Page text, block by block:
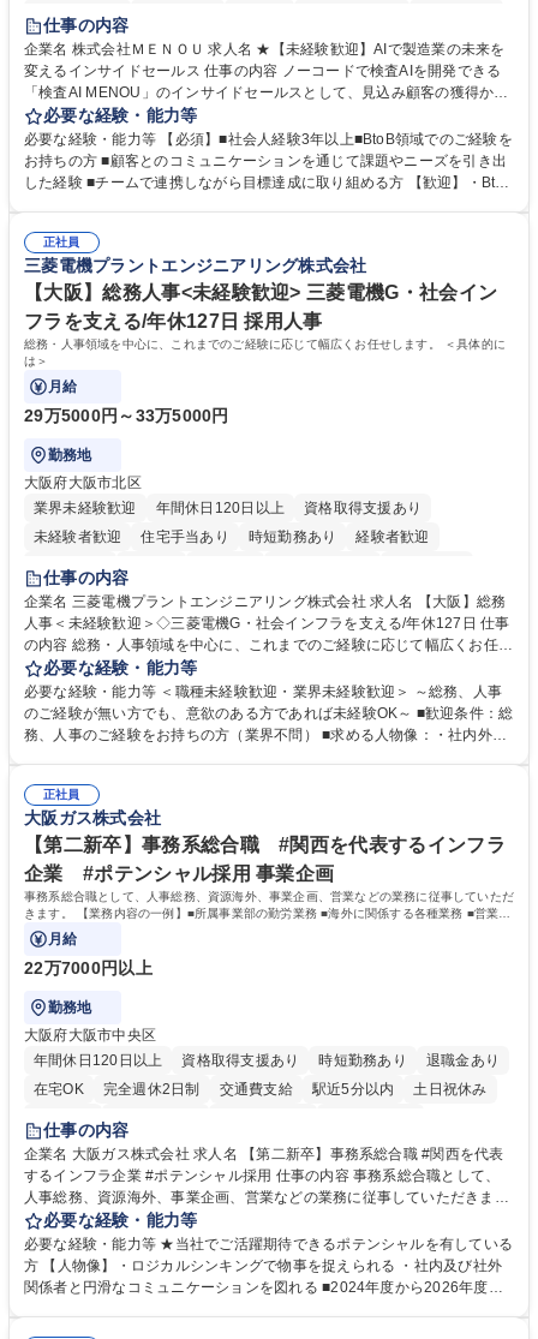
時短勤務あり
駅近5分以内
土日祝休み 服装自由
仕事の内容
企業名 株式会社ＭＥＮＯＵ 求人名 ★【未経験歓迎】AIで製造業の未来を
変えるインサイドセールス 仕事の内容 ノーコードで検査AIを開発できる
「検査AI MENOU」のインサイドセールスとして、見込み顧客の獲得から
商談機会の創出までを担っていただきます。マーケティングとフィールド
セールスをつなぐ役割として、 適切なタイミングで顧客とコミュニケーシ
ョンを取りながら、受注につながる商談機会の最大化を目指します。 【具
体的な仕事内容】 リードへの電話・メールによるアプローチ/リードナー
実行/フィールドセールスへの案件連携 募集職種 ★【未経験歓迎】AIで製
造業の未来を変えるインサイドセールス
必要な経験・能力等
必要な経験・能力等 【必須】■社会人経験3年以上■BtoB領域でのご経験を
お持ちの方 ■顧客とのコミュニケーションを通じて課題やニーズを引き出
した経験 ■チームで連携しながら目標達成に取り組める方 【歓迎】・BtoB
企画・実行経験 ・CRM・リードナーチャリングに関する知見 ・データを
もとに営業プロセスを改善した経験 学歴・資格 学歴：大学院 大学 高専 短
大 専修学校 高校 語学力： 資格：
正社員
三菱電機プラントエンジニアリング株式会社
【大阪】総務人事<未経験歓迎> 三菱電機G・社会イン
フラを支える/年休127日 採用人事
総務・人事領域を中心に、これまでのご経験に応じて幅広くお任せします。 ＜具体的に
は＞
月給
29万5000円～33万5000円
勤務地
大阪府大阪市北区
業界未経験歓迎
年間休日120日以上
資格取得支援あり
未経験者歓迎
住宅手当あり 時短勤務あり
経験者歓迎
退職金あり
駅近5分以内
土日祝休み 服装自由 寮・社宅あり 食事補助あり
仕事の内容
企業名 三菱電機プラントエンジニアリング株式会社 求人名 【大阪】総務
人事＜未経験歓迎＞◇三菱電機G・社会インフラを支える/年休127日 仕事
の内容 総務・人事領域を中心に、これまでのご経験に応じて幅広くお任せ
します。 ＜具体的には＞ ・総務/人事労務（給与・社保・勤怠管理など）
・採用・教育研修 ・福利厚生運用 など ※基本的には事務所勤務ですが、
採用や教育等の業務内容により、関西圏以外への日帰り・宿泊を伴う国内
出張もございます。 ※担当業務を持ちつつ、お互いに助け合いながら、総
必要な経験・能力等
必要な経験・能力等 ＜職種未経験歓迎・業界未経験歓迎＞ ～総務、人事
のご経験が無い方でも、意欲のある方であれば未経験OK～ ■歓迎条件：総
務、人事のご経験をお持ちの方（業界不問） ■求める人物像：・社内外の
正社員
大阪ガス株式会社
【第二新卒】事務系総合職 #関西を代表するインフラ
企業 #ポテンシャル採用 事業企画
事務系総合職として、人事総務、資源海外、事業企画、営業などの業務に従事していただ
きます。 【業務内容の一例】■所属事業部の勤労業務 ■海外に関係する各種業務 ■営業部
門の企画スタッフ、ルート営業
月給
22万7000円以上
勤務地
大阪府大阪市中央区
年間休日120日以上
資格取得支援あり 時短勤務あり
退職金あり
在宅OK
完全週休2日制 交通費支給 駅近5分以内
土日祝休み
服装自由
第二新卒歓迎
仕事の内容
企業名 大阪ガス株式会社 求人名 【第二新卒】事務系総合職 #関西を代表
するインフラ企業 #ポテンシャル採用 仕事の内容 事務系総合職として、
人事総務、資源海外、事業企画、営業などの業務に従事していただきま
す。 【業務内容の一例】■所属事業部の勤労業務 ■海外に関係する各種業
務 ■営業部門の企画スタッフ、ルート営業 【キャリアパス】入社後の配属
ポジションで一定期間ご活躍頂いた後、本人の適性及び将来のキャリアを
鑑みてジョブローテーションを行います。 【育成】OJTでの現場育成や研
必要な経験・能力等
必要な経験・能力等 ★当社でご活躍期待できるポテンシャルを有している
方 【人物像】・ロジカルシンキングで物事を捉えられる ・社内及び社外
関係者と円滑なコミュニケーションを図れる ■2024年度から2026年度ま